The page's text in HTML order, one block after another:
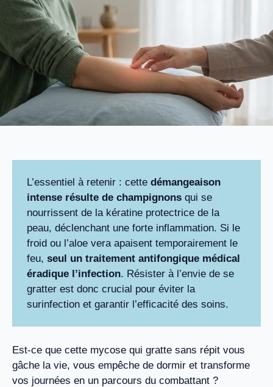
L’essentiel à retenir : cette démangeaison
intense résulte de champignons qui se
nourrissent de la kératine protectrice de la
peau, déclenchant une forte inflammation. Si le
froid ou l’aloe vera apaisent temporairement le
feu, seul un traitement antifongique médical
éradique l’infection. Résister à l’envie de se
gratter est donc crucial pour éviter la
surinfection et garantir l’efficacité des soins.
Est-ce que cette mycose qui gratte sans répit vous
gâche la vie, vous empêche de dormir et transforme
vos journées en un parcours du combattant ?